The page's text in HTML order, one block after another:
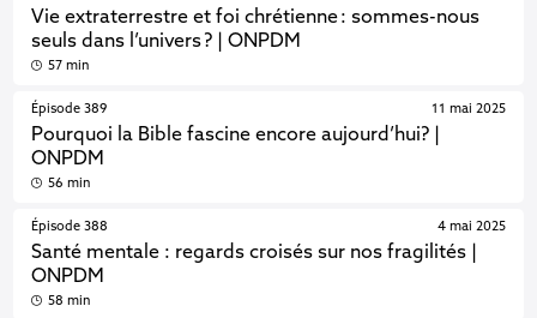
Vie extraterrestre et foi chrétienne : sommes-nous
seuls dans l’univers ? | ONPDM
57 min
Épisode 389
Pourquoi la Bible fascine encore aujourd’hui? |
ONPDM
11 mai 2025
56 min
Épisode 388
Santé mentale : regards croisés sur nos fragilités |
ONPDM
4 mai 2025
58 min